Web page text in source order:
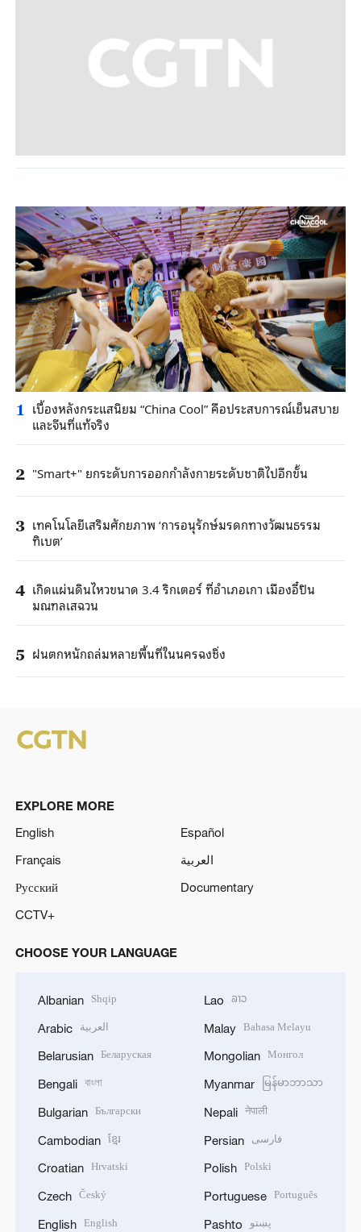
1 เบื้องหลังกระแสนิยม “China Cool” คือประสบการณ์เย็นสบาย
และจีนที่แท้จริง
2 "Smart+" ยกระดับการออกกำลังกายระดับชาติไปอีกขั้น
3 เทคโนโลยีเสริมศักยภาพ ‘การอนุรักษ์มรดกทางวัฒนธรรม
ทิเบต’
4 เกิดแผ่นดินไหวขนาด 3.4 ริกเตอร์ ที่อำเภอเกา เมืองอี๋ปิน
มณฑลเสฉวน
5 ฝนตกหนักถล่มหลายพื้นที่ในนครฉงชิ่ง
EXPLORE MORE
English
Español
Français
العربية
Русский
Documentary
CCTV+
CHOOSE YOUR LANGUAGE
Albanian Shqip
Arabic العربية
Belarusian Беларуская
Bengali বাংলা
Bulgarian Български
Cambodian ខ្មែរ
Croatian Hrvatski
Czech Český
English English
Lao ລາວ
Malay Bahasa Melayu
Mongolian Монгол
Myanmar မြန်မာဘာသာ
Nepali नेपाली
Persian فارسی
Polish Polski
Portuguese Português
Pashto پښتو